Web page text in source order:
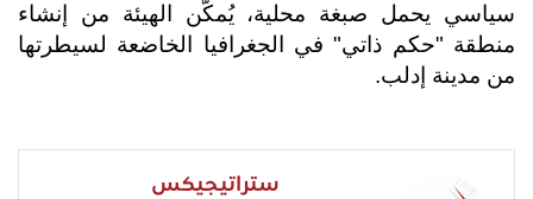
سياسي يحمل صبغة محلية، يُمكّن الهيئة من إنشاء
منطقة "حكم ذاتي" في الجغرافيا الخاضعة لسيطرتها
من مدينة إدلب.
ستراتيجيكس